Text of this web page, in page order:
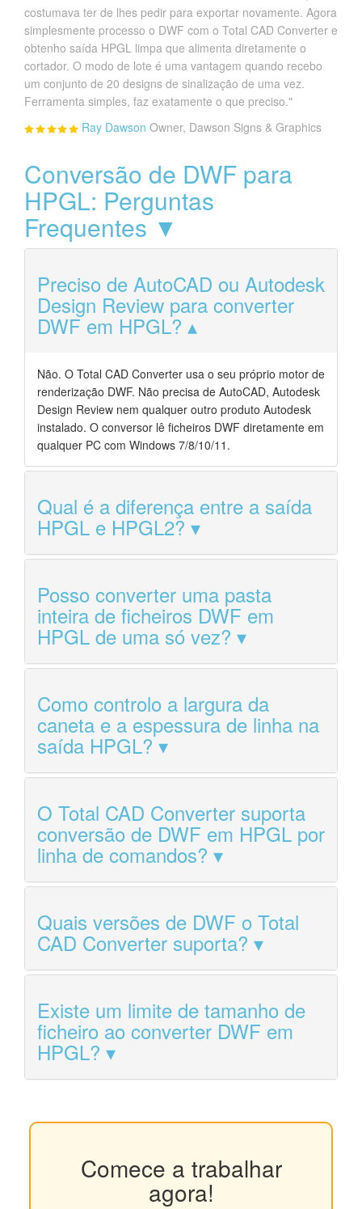
costumava ter de lhes pedir para exportar novamente. Agora
simplesmente processo o DWF com o Total CAD Converter e
obtenho saída HPGL limpa que alimenta diretamente o
cortador. O modo de lote é uma vantagem quando recebo
um conjunto de 20 designs de sinalização de uma vez.
Ferramenta simples, faz exatamente o que preciso."
Ray Dawson Owner, Dawson Signs & Graphics
Conversão de DWF para
HPGL: Perguntas
Frequentes ▼
Preciso de AutoCAD ou Autodesk
Design Review para converter
DWF em HPGL?
Não. O Total CAD Converter usa o seu próprio motor de
renderização DWF. Não precisa de AutoCAD, Autodesk
Design Review nem qualquer outro produto Autodesk
instalado. O conversor lê ficheiros DWF diretamente em
qualquer PC com Windows 7/8/10/11.
Qual é a diferença entre a saída
HPGL e HPGL2?
Posso converter uma pasta
inteira de ficheiros DWF em
HPGL de uma só vez?
Como controlo a largura da
caneta e a espessura de linha na
saída HPGL?
O Total CAD Converter suporta
conversão de DWF em HPGL por
linha de comandos?
Quais versões de DWF o Total
CAD Converter suporta?
Existe um limite de tamanho de
ficheiro ao converter DWF em
HPGL?
Comece a trabalhar
agora!